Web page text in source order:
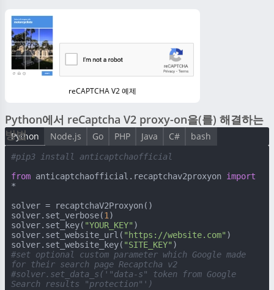
reCAPTCHA V2 예제
Python Node.js Go PHP Java C# bash
Python에서 reCaptcha V2 proxy-on을(를) 해결하는
방법
#pip3 install anticaptchaofficial
from anticaptchaofficial.recaptchav2proxyon import
*
solver = recaptchaV2Proxyon()
solver.set_verbose(1 )
solver.set_key( "YOUR_KEY" )
solver.set_website_url( "https://website.com" )
solver.set_website_key( "SITE_KEY"
#set optional custom parameter which Google made
for their search page Recaptcha v2
#solver.set_data_s('"data-s" token from Google
Search results "protection"')